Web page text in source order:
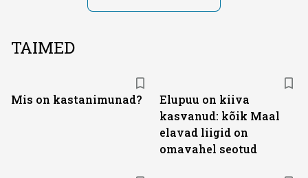
TAIMED
Mis on kastanimunad?
Elupuu on kiiva
kasvanud: kõik Maal
elavad liigid on
omavahel seotud